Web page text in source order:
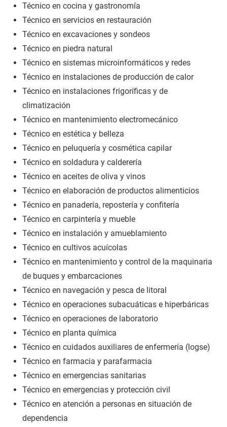
Técnico en cocina y gastronomía
Técnico en servicios en restauración
Técnico en excavaciones y sondeos
Técnico en piedra natural
Técnico en sistemas microinformáticos y redes
Técnico en instalaciones de producción de calor
Técnico en instalaciones frigoríficas y de
climatización
Técnico en mantenimiento electromecánico
Técnico en estética y belleza
Técnico en peluquería y cosmética capilar
Técnico en soldadura y calderería
Técnico en aceites de oliva y vinos
Técnico en elaboración de productos alimenticios
Técnico en panadería, repostería y confitería
Técnico en carpintería y mueble
Técnico en instalación y amueblamiento
Técnico en cultivos acuícolas
Técnico en mantenimiento y control de la maquinaria
de buques y embarcaciones
Técnico en navegación y pesca de litoral
Técnico en operaciones subacuáticas e hiperbáricas
Técnico en operaciones de laboratorio
Técnico en planta química
Técnico en cuidados auxiliares de enfermería (logse)
Técnico en farmacia y parafarmacia
Técnico en emergencias sanitarias
Técnico en emergencias y protección civil
Técnico en atención a personas en situación de
dependencia